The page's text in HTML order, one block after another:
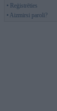
• Reģistrēties
• Aizmirsi paroli?